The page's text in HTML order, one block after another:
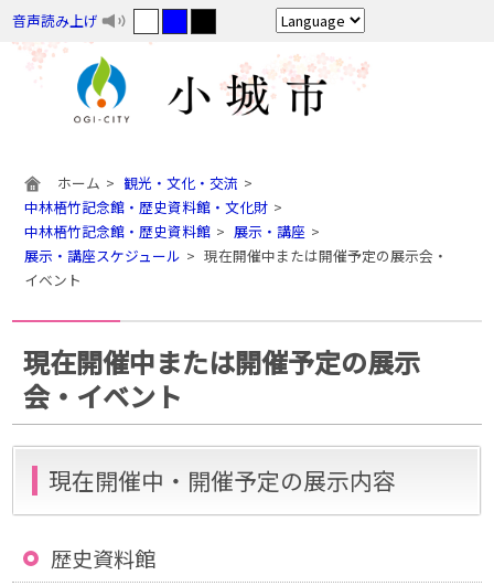
音声読み上げ
ホーム
観光・文化・交流
中林梧竹記念館・歴史資料館・文化財
中林梧竹記念館・歴史資料館
展示・講座
展示・講座スケジュール
現在開催中または開催予定の展示会・
イベント
現在開催中または開催予定の展示
会・イベント
現在開催中・開催予定の展示内容
歴史資料館